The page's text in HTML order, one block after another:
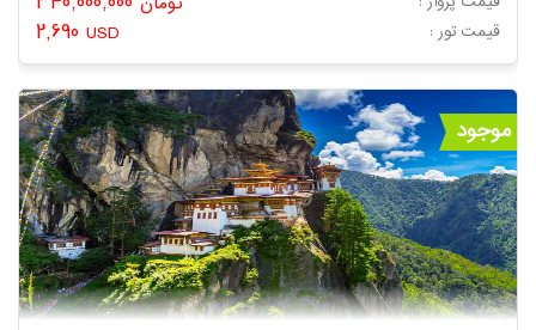
2,690 USD : قیمت تور
موجود